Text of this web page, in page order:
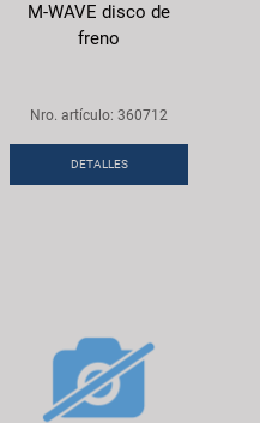
M-WAVE disco de
freno
Nro. artículo: 360712
DETALLES